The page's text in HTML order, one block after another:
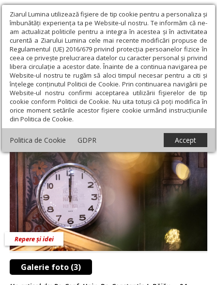
Ziarul Lumina utilizează fişiere de tip cookie pentru a personaliza și
îmbunătăți experiența ta pe Website-ul nostru. Te informăm că ne-
am actualizat politicile pentru a integra în acestea și în activitatea
curentă a Ziarului Lumina cele mai recente modificări propuse de
Regulamentul (UE) 2016/679 privind protecția persoanelor fizice în
ceea ce privește prelucrarea datelor cu caracter personal și privind
libera circulație a acestor date. Înainte de a continua navigarea pe
Website-ul nostru te rugăm să aloci timpul necesar pentru a citi și
înțelege conținutul Politicii de Cookie. Prin continuarea navigării pe
Website-ul nostru confirmi acceptarea utilizării fişierelor de tip
cookie conform Politicii de Cookie. Nu uita totuși că poți modifica în
orice moment setările acestor fişiere cookie urmând instrucțiunile
din Politica de Cookie.
Politica de Cookie GDPR Accept
Ziarul Lumina › Opinii › Repere și idei › Anul Nou şi semnificația
timpului
Anul Nou şi semnificația timpului
Galerie foto (3)
Repere și idei